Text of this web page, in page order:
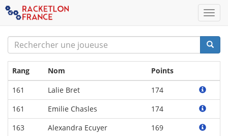
Menu
Nom
de
la
Rang Nom
Points
161
Lalie Bret
174
161
Emilie Chasles
174
163
Alexandra Ecuyer
169